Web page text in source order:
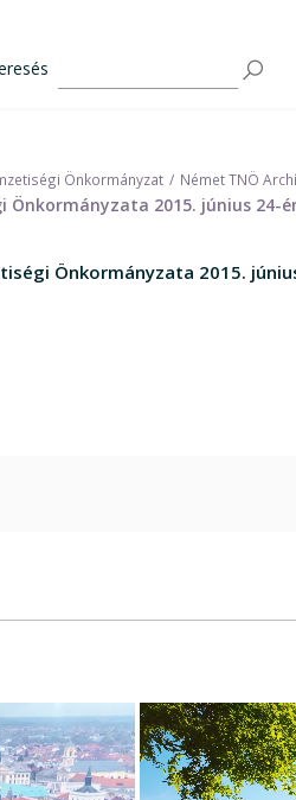
Önkormányzat Német TNÖ
Önkormányzata 2015. június
Önkormányzata 2015.